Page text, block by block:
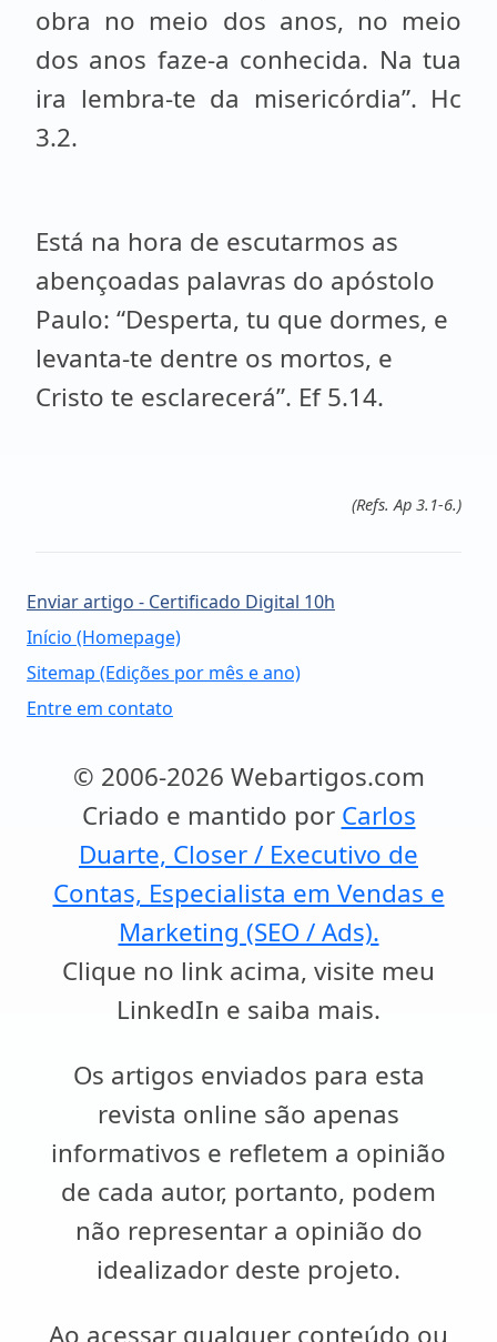
obra no meio dos anos, no meio
dos anos faze-a conhecida. Na tua
ira lembra-te da misericórdia”. Hc
3.2.
Está na hora de escutarmos as
abençoadas palavras do apóstolo
Paulo: “Desperta, tu que dormes, e
levanta-te dentre os mortos, e
Cristo te esclarecerá”. Ef 5.14.
(Refs. Ap 3.1-6.)
Enviar artigo - Certificado Digital 10h
Início (Homepage)
Sitemap (Edições por mês e ano)
Entre em contato
© 2006-2026 Webartigos.com
Criado e mantido por Carlos
Duarte, Closer / Executivo de
Contas, Especialista em Vendas e
Marketing (SEO / Ads).
Clique no link acima, visite meu
LinkedIn e saiba mais.
Os artigos enviados para esta
revista online são apenas
informativos e refletem a opinião
de cada autor, portanto, podem
não representar a opinião do
idealizador deste projeto.
Ao acessar qualquer conteúdo ou